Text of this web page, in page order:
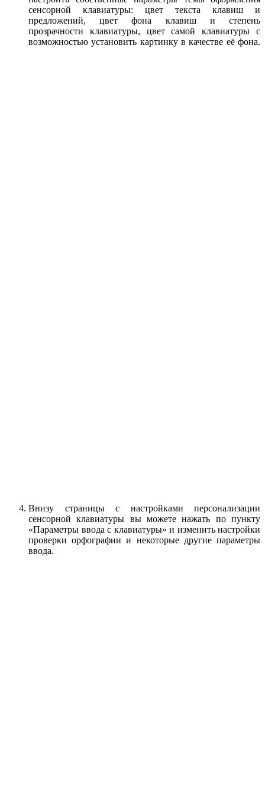
сенсорной клавиатуры: цвет текста клавиш и
предложений, цвет фона клавиш и степень
прозрачности клавиатуры, цвет самой клавиатуры с
возможностью установить картинку в качестве её фона.
Внизу страницы с настройками персонализации
сенсорной клавиатуры вы можете нажать по пункту
«Параметры ввода с клавиатуры» и изменить настройки
проверки орфографии и некоторые другие параметры
ввода.